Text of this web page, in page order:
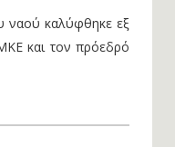
ναού καλύφθηκε εξ
και τον πρόεδρό